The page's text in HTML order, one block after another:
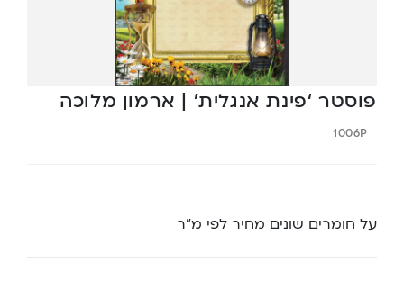
פוסטר ‘פינת אנגלית’ | ארמון מלוכה
1006P
על חומרים שונים מחיר לפי מ”ר